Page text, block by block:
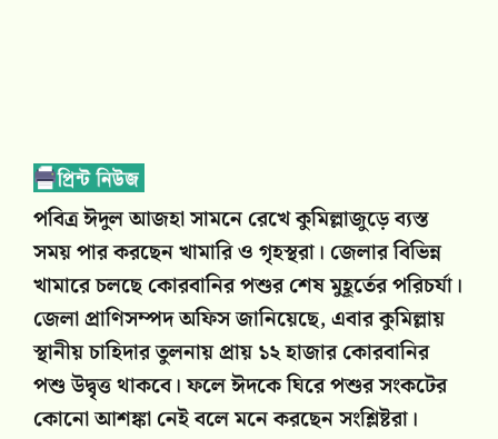
পবিত্র ঈদুল আজহা সামনে রেখে কুমিল্লাজুড়ে ব্যস্ত
সময় পার করছেন খামারি ও গৃহস্থরা। জেলার বিভিন্ন
খামারে চলছে কোরবানির পশুর শেষ মুহূর্তের পরিচর্যা।
জেলা প্রাণিসম্পদ অফিস জানিয়েছে, এবার কুমিল্লায়
স্থানীয় চাহিদার তুলনায় প্রায় ১২ হাজার কোরবানির
পশু উদ্বৃত্ত থাকবে। ফলে ঈদকে ঘিরে পশুর সংকটের
কোনো আশঙ্কা নেই বলে মনে করছেন সংশ্লিষ্টরা।